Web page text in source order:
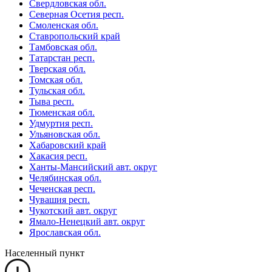
Свердловская обл.
Северная Осетия респ.
Смоленская обл.
Ставропольский край
Тамбовская обл.
Татарстан респ.
Тверская обл.
Томская обл.
Тульская обл.
Тыва респ.
Тюменская обл.
Удмуртия респ.
Ульяновская обл.
Хабаровский край
Хакасия респ.
Ханты-Мансийский авт. округ
Челябинская обл.
Чеченская респ.
Чувашия респ.
Чукотский авт. округ
Ямало-Ненецкий авт. округ
Ярославская обл.
Населенный пункт